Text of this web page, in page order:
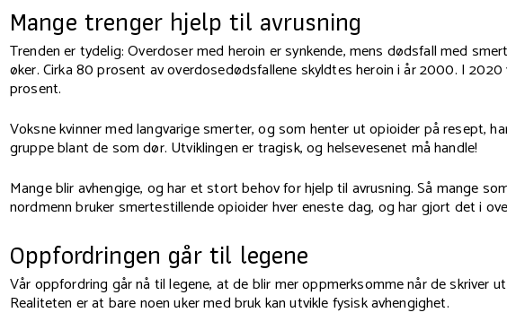
Mange trenger hjelp til avrusning
Trenden er tydelig: Overdoser med heroin er synkende, mens dødsfall med
øker. Cirka 80 prosent av overdosedødsfallene skyldtes heroin i år 2000. I
prosent.
Voksne kvinner med langvarige smerter, og som henter ut opioider på resept,
gruppe blant de som dør. Utviklingen er tragisk, og helsevesenet må handle!
Mange blir avhengige, og har et stort behov for hjelp til avrusning. Så mange
nordmenn bruker smertestillende opioider hver eneste dag, og har gjort det i
Oppfordringen går til legene
Vår oppfordring går nå til legene, at de blir mer oppmerksomme når de skriver
Realiteten er at bare noen uker med bruk kan utvikle fysisk avhengighet.